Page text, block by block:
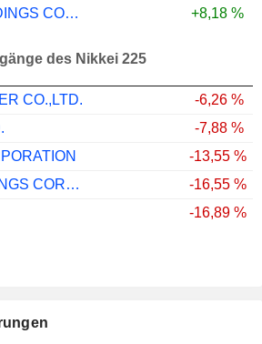
RESONAC HOLDINGS CORPORATION +8,18 %
des Nikkei 225
CO.,LTD.
-6,26 %
-7,88 %
-13,55 %
FUJIFILM HOLDINGS CORPORATION
-16,55 %
-16,89 %